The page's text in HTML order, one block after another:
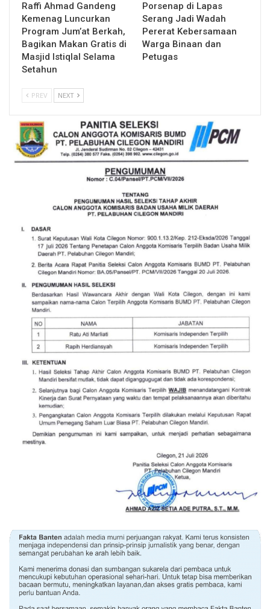
Raffi Ahmad Gandeng
Kemenag Luncurkan
Program Jum’at Berkah,
Bagikan Makan Gratis di
Masjid Istiqlal Selama
Setahun
Porsenap di Lapas
Serang Jadi Wadah
Pererat Kebersamaan
Warga Binaan dan
Petugas
PREV NEXT